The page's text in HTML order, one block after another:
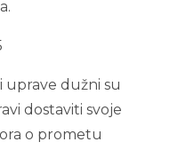
uprave dužni su
dostaviti svoje
o prometu